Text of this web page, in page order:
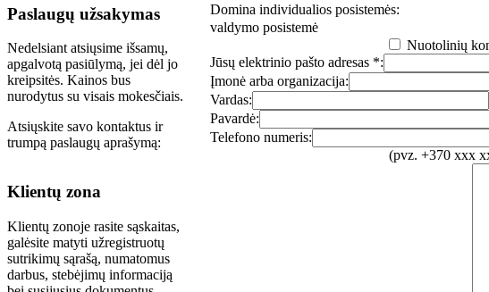
Paslaugų užsakymas
Nedelsiant atsiųsime išsamų,
apgalvotą pasiūlymą, jei dėl jo
kreipsitės. Kainos bus
nurodytus su visais mokesčiais.
Atsiųskite savo kontaktus ir
trumpą paslaugų aprašymą:
Klientų zona
Klientų zonoje rasite sąskaitas,
galėsite matyti užregistruotų
sutrikimų sąrašą, numatomus
darbus, stebėjimų informaciją
Domina individualios posistemės:
valdymo posistemė
Nuotolinių
Jūsų elektrinio pašto adresas *:
Įmonė arba organizacija:
Vardas:
Pavardė:
Telefono numeris:
(pvz. +370 xxx